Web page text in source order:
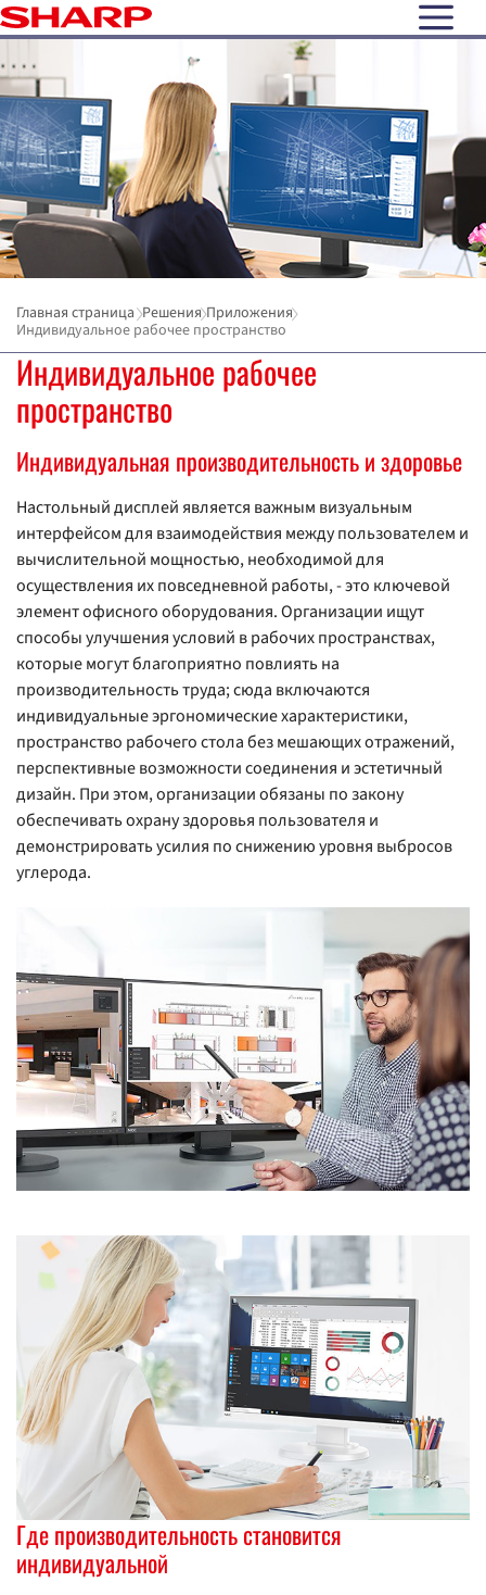
open
Главная страница Решения Приложения
Индивидуальное рабочее пространство
Индивидуальное рабочее
пространство
Индивидуальная производительность и здоровье
Настольный дисплей является важным визуальным
интерфейсом для взаимодействия между пользователем и
вычислительной мощностью, необходимой для
осуществления их повседневной работы, - это ключевой
элемент офисного оборудования. Организации ищут
способы улучшения условий в рабочих пространствах,
которые могут благоприятно повлиять на
производительность труда; сюда включаются
индивидуальные эргономические характеристики,
пространство рабочего стола без мешающих отражений,
перспективные возможности соединения и эстетичный
дизайн. При этом, организации обязаны по закону
обеспечивать охрану здоровья пользователя и
демонстрировать усилия по снижению уровня выбросов
углерода.
Где производительность становится
индивидуальной